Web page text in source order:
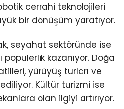
cerrahi teknolojileri
bir dönüşüm yaratıyor.
seyahat sektöründe ise
kazanıyor. Doğa
yürüyüş turları ve
Kültür turizmi ise
olan ilgiyi artırıyor.